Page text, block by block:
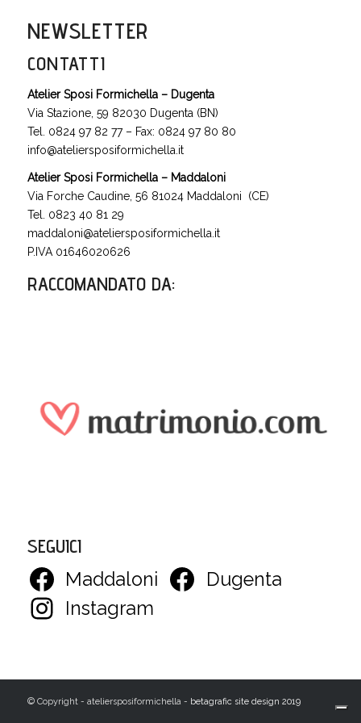
NEWSLETTER
CONTATTI
Atelier Sposi Formichella – Dugenta
Via Stazione, 59 82030 Dugenta (BN)
Tel. 0824 97 82 77 – Fax: 0824 97 80 80
info@ateliersposiformichella.it
Atelier Sposi Formichella – Maddaloni
Via Forche Caudine, 56 81024 Maddaloni (CE)
Tel. 0823 40 81 29
maddaloni@ateliersposiformichella.it
P.IVA 01646020626
RACCOMANDATO DA:
SEGUICI
Maddaloni
Dugenta
Instagram
© Copyright - ateliersposiformichella - betagrafic site design 2019